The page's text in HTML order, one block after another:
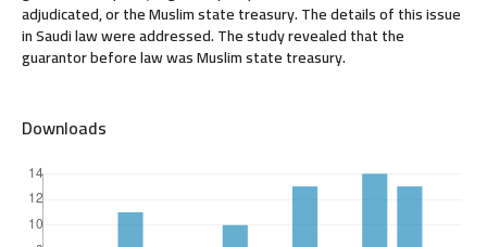
adjudicated, or the Muslim state treasury. The details of this issue
in Saudi law were addressed. The study revealed that the
guarantor before law was Muslim state treasury.
Downloads